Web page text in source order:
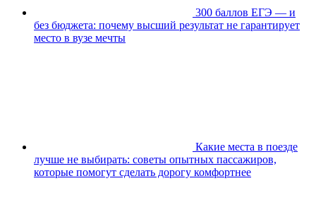
300 баллов ЕГЭ — и
без бюджета: почему высший результат не гарантирует
место в вузе мечты
Какие места в поезде
лучше не выбирать: советы опытных пассажиров,
которые помогут сделать дорогу комфортнее